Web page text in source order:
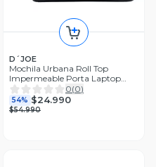
D´JOE
Mochila Urbana Roll Top
Impermeable Porta Laptop
Apolo
0(0)
54% $24.990
$54.990